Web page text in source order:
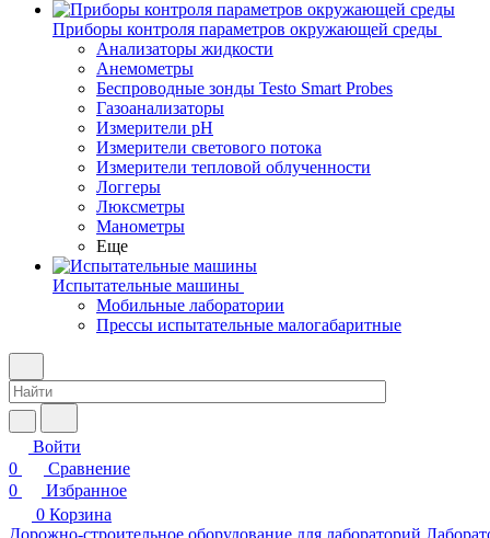
Приборы контроля параметров окружающей среды
Анализаторы жидкости
Анемометры
Беспроводные зонды Testo Smart Probes
Газоанализаторы
Измерители pH
Измерители светового потока
Измерители тепловой облученности
Логгеры
Люксметры
Манометры
Еще
Испытательные машины
Мобильные лаборатории
Прессы испытательные малогабаритные
Войти
0
Сравнение
0
Избранное
0 Корзина
Дорожно-строительное оборудование для лабораторий